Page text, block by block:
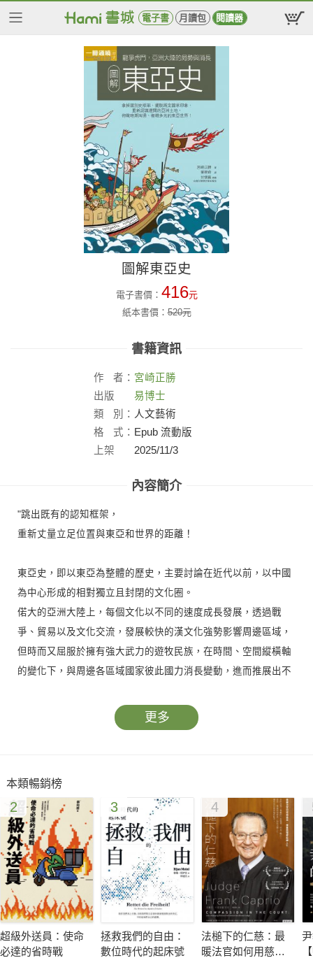
電子書 月讀包 閱讀器
圖解東亞史
電子書價： 416元
紙本書價：520元
書籍資訊
作 者： 宮崎正勝
出版
社：
易博士
類
別： 人文藝術
格
式： Epub 流動版
上架
2025/11/3
內容簡介
"跳出既有的認知框架，
重新丈量立足位置與東亞和世界的距離！
東亞史，即以東亞為整體的歷史，主要討論在近代以前，以中國
為中心形成的相對獨立且封閉的文化圈。
偌大的亞洲大陸上，每個文化以不同的速度成長發展，透過戰
爭、貿易以及文化交流，發展較快的漢文化強勢影響周邊區域，
但時而又屈服於擁有強大武力的遊牧民族，在時間、空間縱橫軸
的變化下，與周邊各區域國家彼此國力消長變動，進而推展出不
更多
本類暢銷榜
2
超級外送員：使命
必達的省時戰
3
拯救我們的自由：
數位時代的起床號
4
法槌下的仁慈：最
暖法官如何用慈